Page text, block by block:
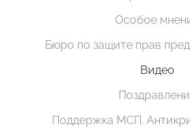
Особое
Бюро по защите прав
Видео
Поддержка МСП.